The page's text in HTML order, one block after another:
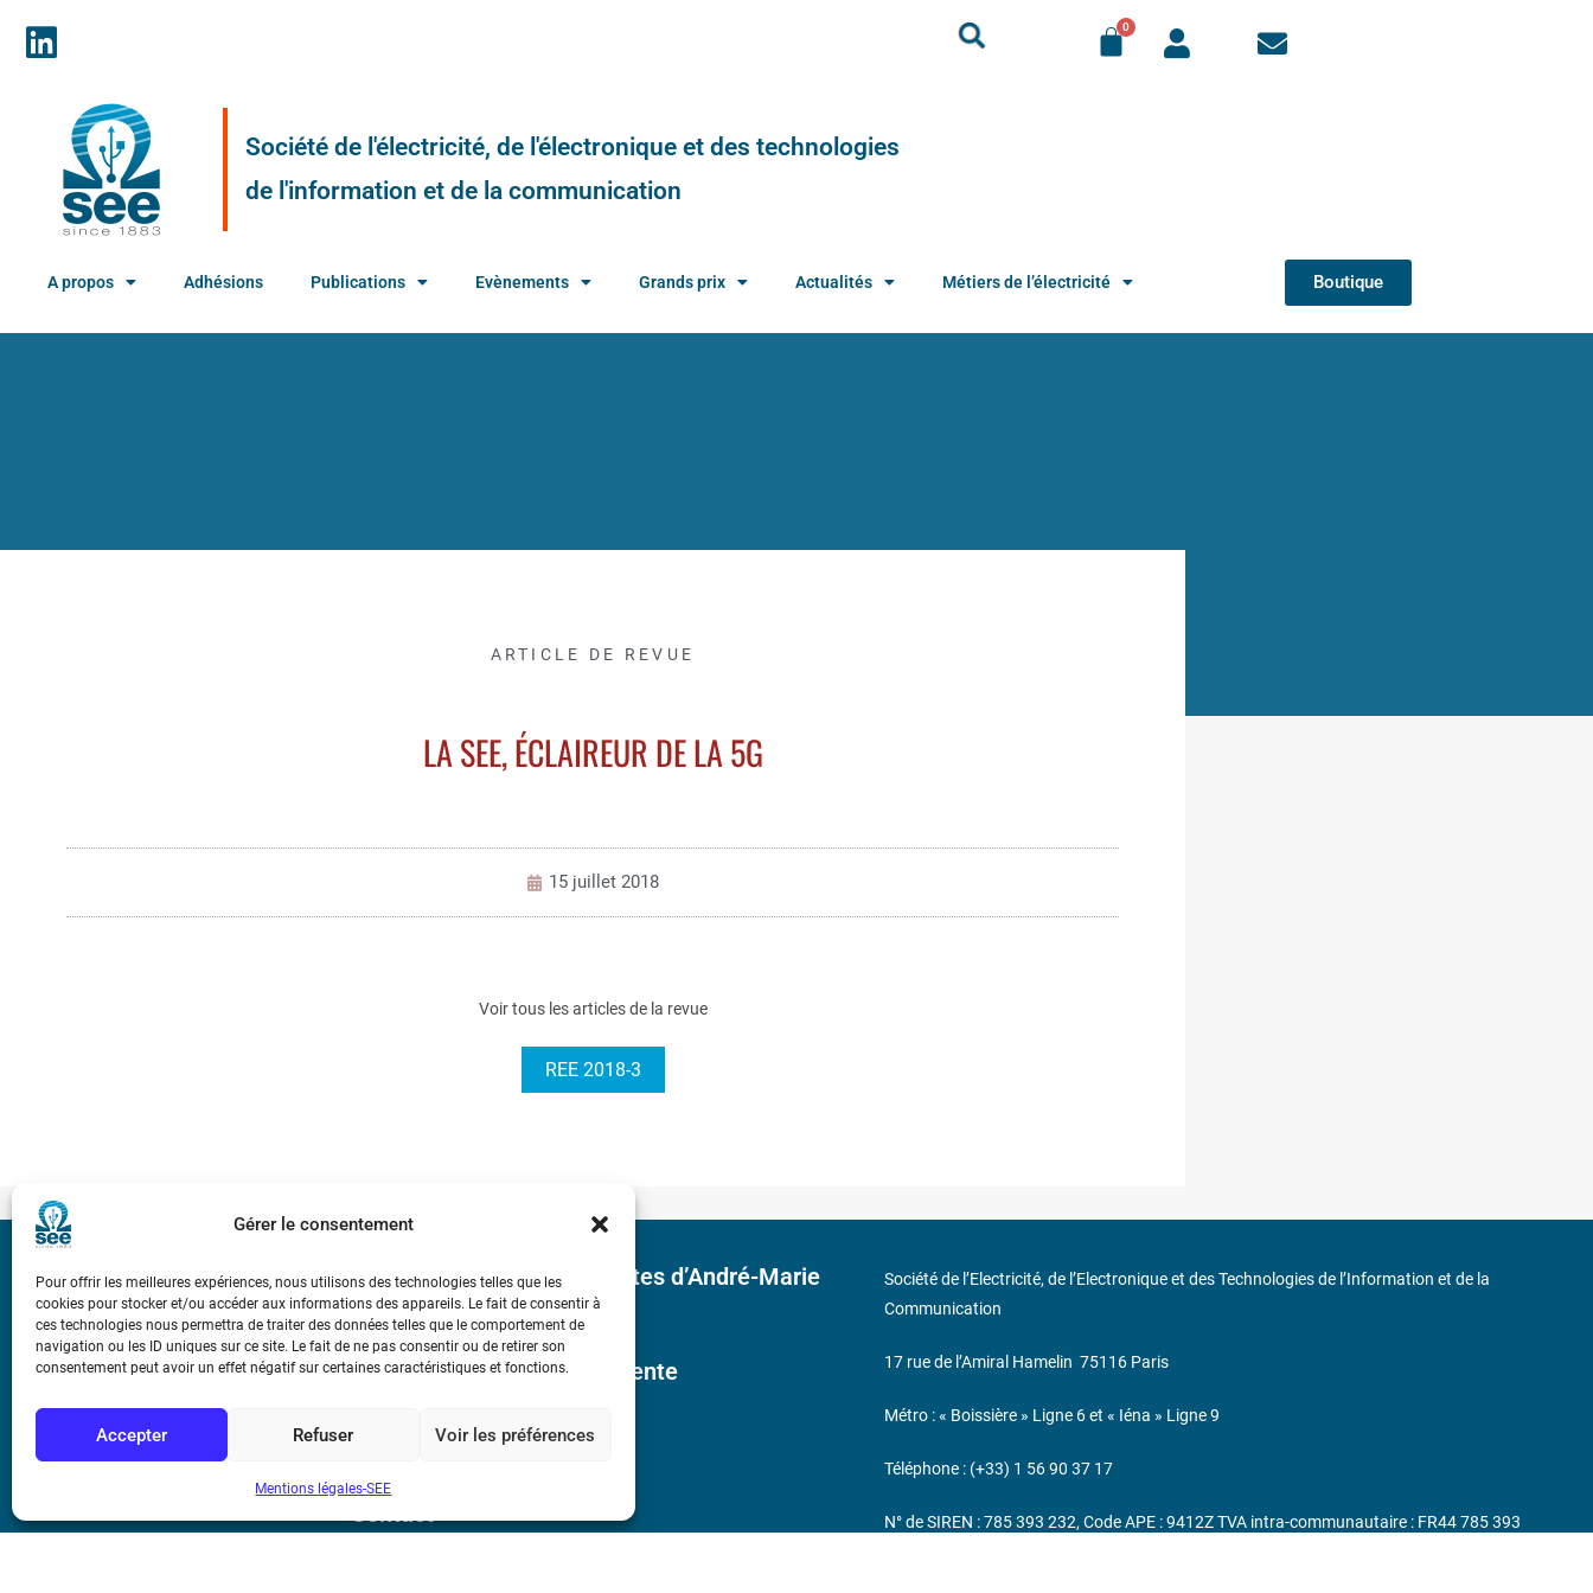
Gérer le consentement
Pour offrir les meilleures expériences, nous utilisons des technologies telles que les
cookies pour stocker et/ou accéder aux informations des appareils. Le fait de consentir à
ces technologies nous permettra de traiter des données telles que le comportement de
navigation ou les ID uniques sur ce site. Le fait de ne pas consentir ou de retirer son
consentement peut avoir un effet négatif sur certaines caractéristiques et fonctions.
Accepter Refuser Voir les préférences
Mentions légales-SEE
Société de l'électricité, de l'électronique et des technologies
de l'information et de la communication
A propos Adhésions Publications Evènements Grands prix Actualités Métiers de l’électricité Boutique
ARTICLE DE REVUE
LA SEE, ÉCLAIREUR DE LA 5G
15 juillet 2018
Voir tous les articles de la revue
REE 2018-3
Bicentenaire des découvertes d’André-Marie
Ampère
Conditions Générales de Vente
Mentions légales
Contact
Société de l’Electricité, de l’Electronique et des Technologies de l’Information et de la
Communication
17 rue de l’Amiral Hamelin 75116 Paris
Métro : « Boissière » Ligne 6 et « Iéna » Ligne 9
Téléphone : (+33) 1 56 90 37 17
N° de SIREN : 785 393 232, Code APE : 9412Z TVA intra-communautaire : FR44 785 393